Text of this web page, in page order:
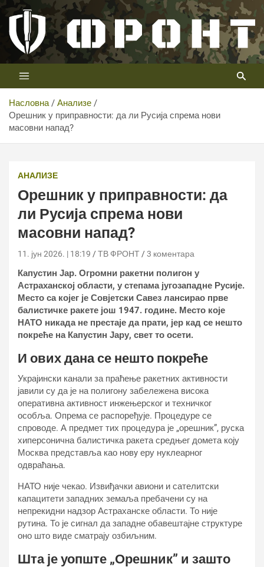
Скип
цонтент
Телевизија ФРОНТ
Први војни канал у Србији
Насловна
Анализе
Орешник у приправности: да ли Русија спрема нови
масовни напад?
АНАЛИЗЕ
Орешник у приправности: да
ли Русија спрема нови
масовни напад?
11. јун 2026. | 18:19 ТВ ФРОНТ 3 коментара
Капустин Јар. Огромни ракетни полигон у
Астраханској области, у степама југозападне Русије.
Место са којег је Совјетски Савез лансирао прве
балистичке ракете још 1947. године. Место које
НАТО никада не престаје да прати, јер кад се нешто
покреће на Капустин Јару, свет то осети.
И ових дана се нешто покреће
Украјински канали за праћење ракетних активности
јавили су да је на полигону забележена висока
оперативна активност инжењерског и техничког
особља. Опрема се распоређује. Процедуре се
спроводе. А предмет тих процедура је „орешник”, руска
хиперсонична балистичка ракета средњег домета коју
Москва представља као новy еру нуклеарног
одвраћања.
НАТО није чекао. Извиђачки авиони и сателитски
капацитети западних земаља пребачени су на
непрекидни надзор Астраханске области. То није
рутина. То је сигнал да западне обавештајне структуре
оно што виде сматрају озбиљним.
Шта је уопште „Орешник” и зашто